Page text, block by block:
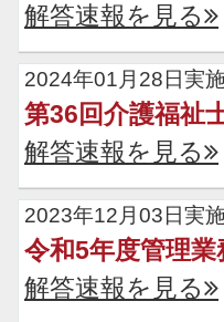
解答速報を見る
2024年01月28日実
第36回介護福祉
解答速報を見る
2023年12月03日実
令和5年度管理
解答速報を見る